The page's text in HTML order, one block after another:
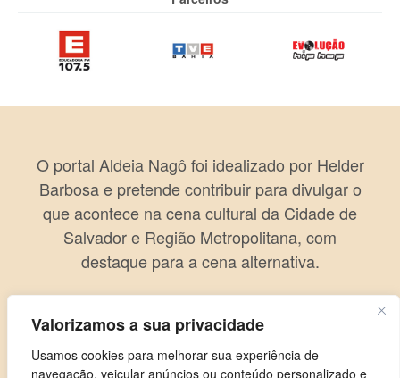
Valorizamos a sua privacidade
Usamos cookies para melhorar sua experiência de
navegação, veicular anúncios ou conteúdo personalizado e
O portal Aldeia Nagô foi idealizado por Helder
Barbosa e pretende contribuir para divulgar o
que acontece na cena cultural da Cidade de
Salvador e Região Metropolitana, com
destaque para a cena alternativa.